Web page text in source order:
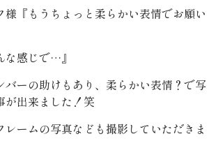
様『もうちょっと柔らかい表情でお願い
な感じで…』
バーの助けもあり、柔らかい表情？で写
が出来ました！笑
レームの写真なども撮影していただきま